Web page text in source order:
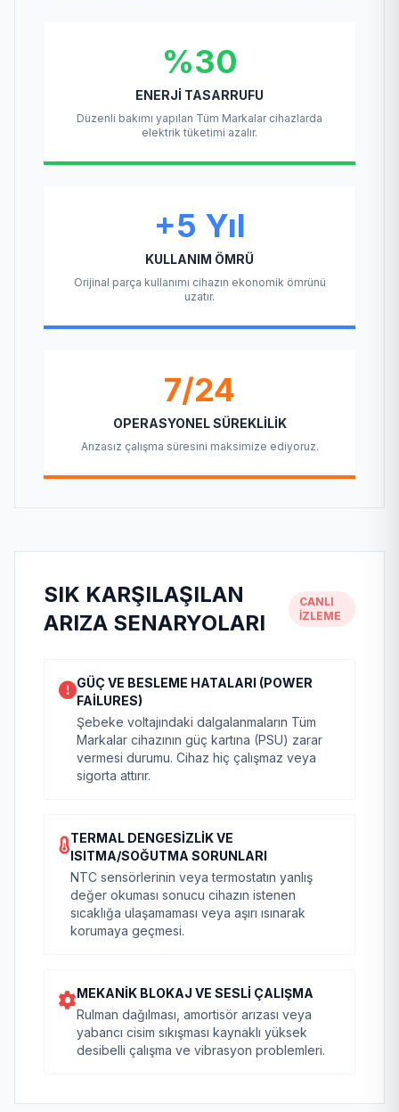
%30
ENERJI TASARRUFU
Düzenli bakımı yapılan Tüm Markalar cihazlarda
elektrik tüketimi azalır.
+5 Yıl
KULLANIM ÖMRÜ
Orijinal parça kullanımı cihazın ekonomik ömrünü
uzatır.
7/24
OPERASYONEL SÜREKLILIK
Arızasız çalışma süresini maksimize ediyoruz.
SIK KARŞILAŞILAN
ARIZA SENARYOLARI
CANLI
İZLEME
GÜÇ VE BESLEME HATALARI (POWER
FAILURES)
Şebeke voltajındaki dalgalanmaların Tüm
Markalar cihazının güç kartına (PSU) zarar
vermesi durumu. Cihaz hiç çalışmaz veya
sigorta attırır.
TERMAL DENGESIZLIK VE
ISITMA/SOĞUTMA SORUNLARI
NTC sensörlerinin veya termostatın yanlış
değer okuması sonucu cihazın istenen
sıcaklığa ulaşamaması veya aşırı ısınarak
korumaya geçmesi.
MEKANIK BLOKAJ VE SESLI ÇALIŞMA
Rulman dağılması, amortisör arızası veya
yabancı cisim sıkışması kaynaklı yüksek
desibelli çalışma ve vibrasyon problemleri.